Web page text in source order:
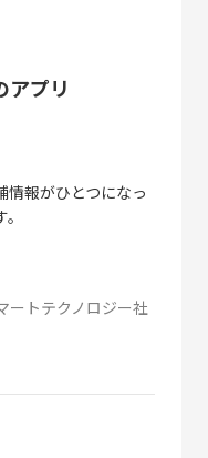
アプリ
情報がひとつになっ
ートテクノロジー社